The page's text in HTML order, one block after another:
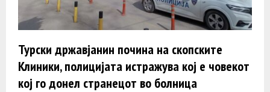
Турски државјанин почина на скопските
Клиники, полицијата истражува кој е човекот
кој го донел странецот во болница